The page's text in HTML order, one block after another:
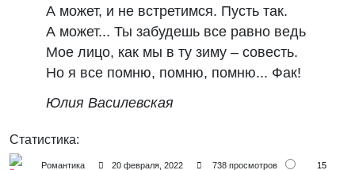
А может, и не встретимся. Пусть так.
А может... Ты забудешь все равно ведь
Мое лицо, как мы в ту зиму – совесть.
Но я все помню, помню, помню... Фак!
Юлия Василевская
Статистика:
Романтика 20 февраля, 2022 738 просмотров 15